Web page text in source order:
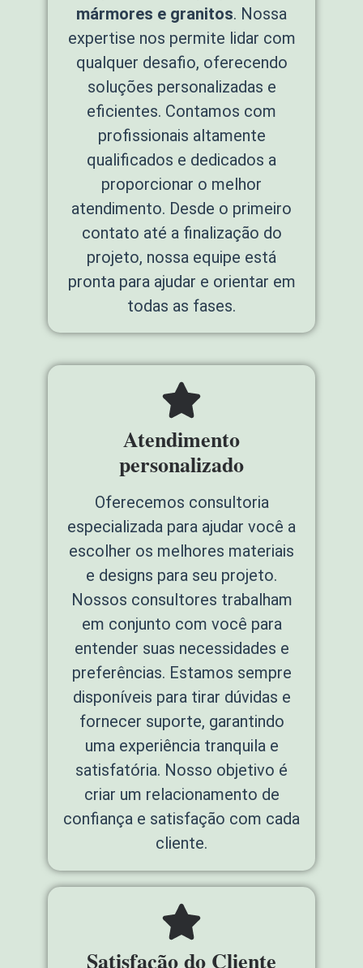
mármores e granitos. Nossa
expertise nos permite lidar com
qualquer desafio, oferecendo
soluções personalizadas e
eficientes. Contamos com
profissionais altamente
qualificados e dedicados a
proporcionar o melhor
atendimento. Desde o primeiro
contato até a finalização do
projeto, nossa equipe está
pronta para ajudar e orientar em
todas as fases.
Atendimento
personalizado
Oferecemos consultoria
especializada para ajudar você a
escolher os melhores materiais
e designs para seu projeto.
Nossos consultores trabalham
em conjunto com você para
entender suas necessidades e
preferências. Estamos sempre
disponíveis para tirar dúvidas e
fornecer suporte, garantindo
uma experiência tranquila e
satisfatória. Nosso objetivo é
criar um relacionamento de
confiança e satisfação com cada
cliente.
Satisfação do Cliente